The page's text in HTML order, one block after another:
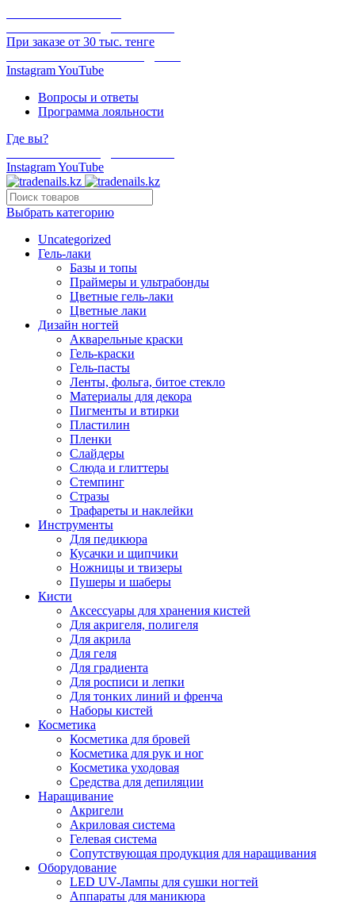
При заказе от 30 тыс. тенге
InstagramYouTube
Вопросы и ответы
Программа лояльности
Где вы?
InstagramYouTube
Выбрать категорию
Uncategorized
Гель-лаки
Базы и топы
Праймеры и ультрабонды
Цветные гель-лаки
Цветные лаки
Дизайн ногтей
Акварельные краски
Гель-краски
Гель-пасты
Ленты, фольга, битое стекло
Материалы для декора
Пигменты и втирки
Пластилин
Пленки
Слайдеры
Слюда и глиттеры
Стемпинг
Стразы
Трафареты и наклейки
Инструменты
Для педикюра
Кусачки и щипчики
Ножницы и твизеры
Пушеры и шаберы
Кисти
Аксессуары для хранения кистей
Для акригеля, полигеля
Для акрила
Для геля
Для градиента
Для росписи и лепки
Для тонких линий и френча
Наборы кистей
Косметика
Косметика для бровей
Косметика для рук и ног
Косметика уходовая
Средства для депиляции
Наращивание
Акригели
Акриловая система
Гелевая система
Сопутствующая продукция для наращивания
Оборудование
LED UV-Лампы для сушки ногтей
Аппараты для маникюра